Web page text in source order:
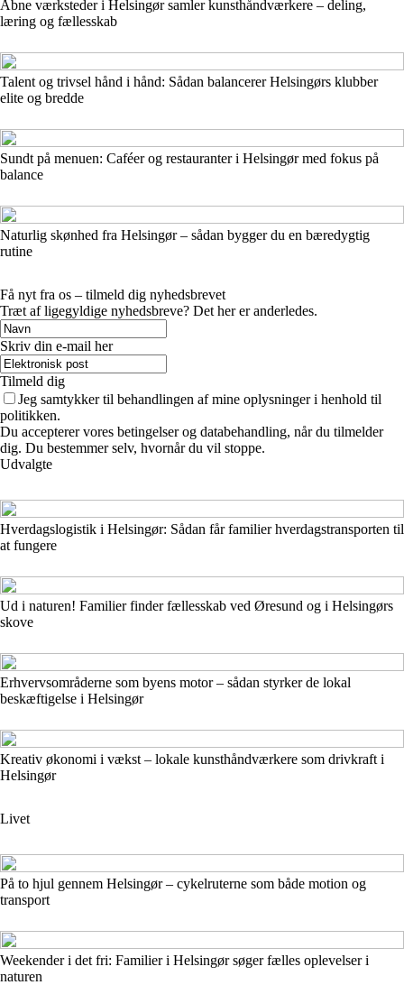
Åbne værksteder i Helsingør samler kunsthåndværkere – deling,
læring og fællesskab
Talent og trivsel hånd i hånd: Sådan balancerer Helsingørs klubber
elite og bredde
Sundt på menuen: Caféer og restauranter i Helsingør med fokus på
balance
Naturlig skønhed fra Helsingør – sådan bygger du en bæredygtig
rutine
Få nyt fra os – tilmeld dig nyhedsbrevet
Træt af ligegyldige nyhedsbreve? Det her er anderledes.
Skriv din e-mail her
Tilmeld dig
Jeg samtykker til behandlingen af mine oplysninger i henhold til
politikken.
Du accepterer vores betingelser og databehandling, når du tilmelder
dig. Du bestemmer selv, hvornår du vil stoppe.
Udvalgte
Hverdagslogistik i Helsingør: Sådan får familier hverdags­transporten til
at fungere
Ud i naturen! Familier finder fællesskab ved Øresund og i Helsingørs
skove
Erhvervsområderne som byens motor – sådan styrker de lokal
beskæftigelse i Helsingør
Kreativ økonomi i vækst – lokale kunsthåndværkere som drivkraft i
Helsingør
Livet
På to hjul gennem Helsingør – cykelruterne som både motion og
transport
Weekender i det fri: Familier i Helsingør søger fælles oplevelser i
naturen